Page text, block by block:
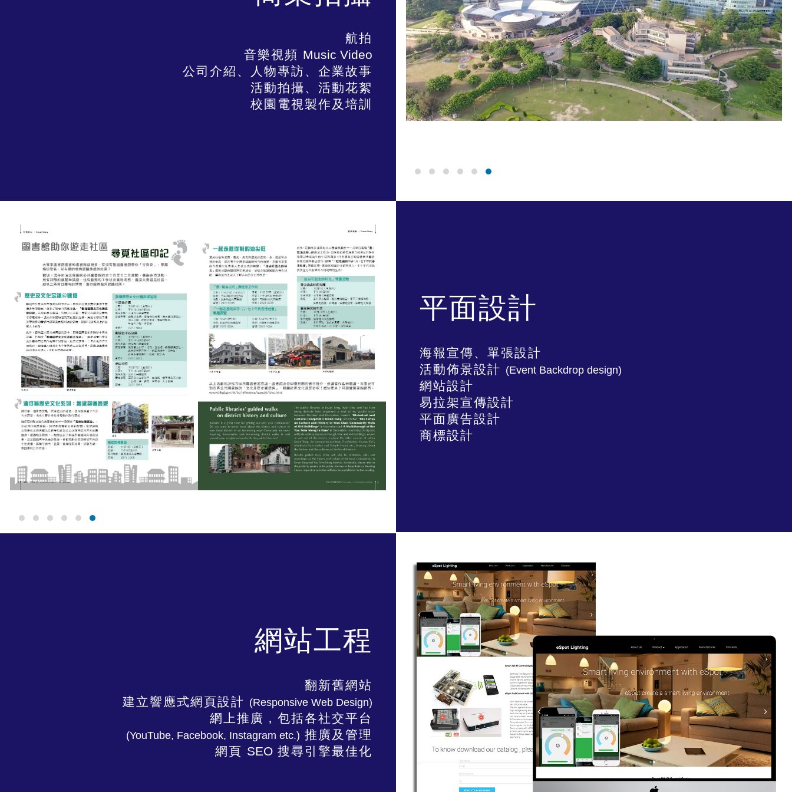
航拍
音樂視頻 Music Video
公司介紹、人物專訪、企業故事
活動拍攝、活動花絮
校園電視製作及培訓
平面設計
海報宣傳、單張設計
活動佈景設計 (Event Backdrop design)
網站設計
易拉架宣傳設計
平面廣告設計
商標設計
網站工程
翻新舊網站
建立響應式網頁設計 (Responsive Web Design)
網上推廣，包括各社交平台
(YouTube, Facebook, Instagram etc.) 推廣及 管理
網頁 SEO 搜尋引擎最佳化